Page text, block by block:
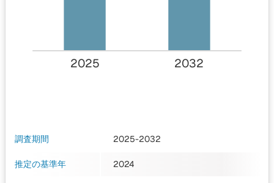
2025 2032
調査期間 2025-2032
推定の基準年 2024